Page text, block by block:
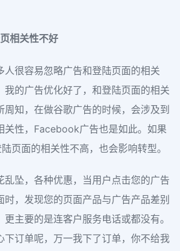
相关性不好
人很容易忽略广告和登陆页面的相关
我的广告优化好了，和登陆页面的相关
周知，在做谷歌广告的时候，会涉及到
关性，Facebook广告也是如此。如果
页面的相关性不高，也会影响转型。
乱坠，各种优惠，当用户点击您的广告
时，发现您的页面产品与广告产品差别
主要的是连客户服务电话或都没有。
下订单呢，万一我下了订单，你不给我